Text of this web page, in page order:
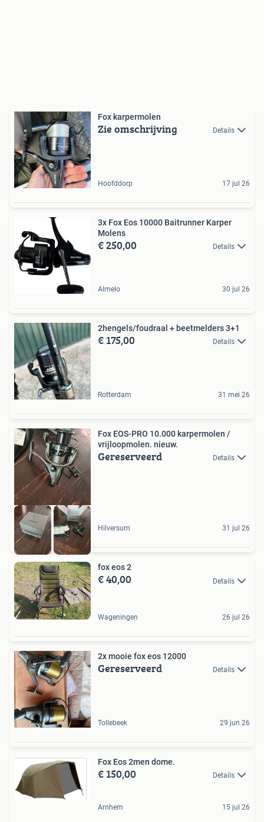
Fox karpermolen
Zie omschrijving Details
Hoofddorp 17 jul 26
3x Fox Eos 10000 Baitrunner Karper
Molens
€ 250,00 Details
Almelo 30 jul 26
2hengels/foudraal + beetmelders 3+1
€ 175,00 Details
Rotterdam 31 mei 26
Fox EOS-PRO 10.000 karpermolen /
vrijloopmolen. nieuw.
Gereserveerd Details
Hilversum 31 jul 26
fox eos 2
€ 40,00 Details
Wageningen 26 jul 26
2x mooie fox eos 12000
Gereserveerd Details
Tollebeek 29 jun 26
Fox Eos 2men dome.
€ 150,00 Details
Arnhem 15 jul 26